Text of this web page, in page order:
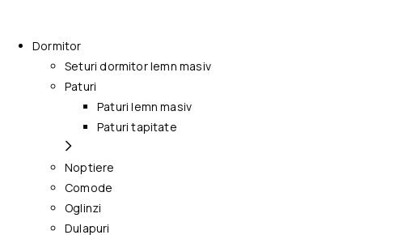
Dormitor
Seturi dormitor lemn masiv
Paturi
Paturi lemn masiv
Paturi tapitate
Noptiere
Comode
Oglinzi
Dulapuri